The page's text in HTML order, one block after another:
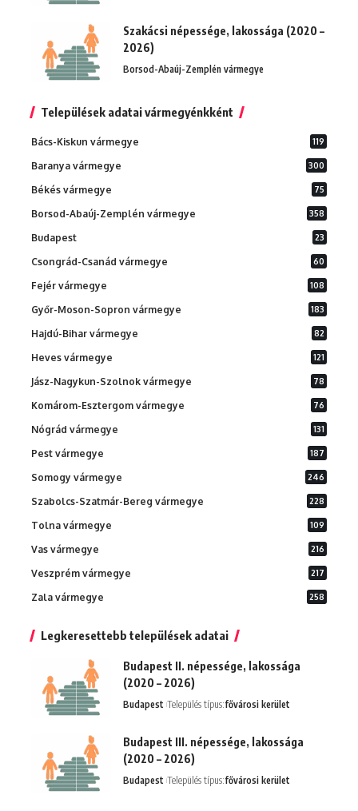
Szakácsi népessége, lakossága (2020 –
2026)
Borsod-Abaúj-Zemplén vármegye
Települések adatai vármegyénkként
Bács-Kiskun vármegye 119
Baranya vármegye 300
Békés vármegye 75
Borsod-Abaúj-Zemplén vármegye 358
Budapest 23
Csongrád-Csanád vármegye 60
Fejér vármegye 108
Győr-Moson-Sopron vármegye 183
Hajdú-Bihar vármegye 82
Heves vármegye 121
Jász-Nagykun-Szolnok vármegye 78
Komárom-Esztergom vármegye 76
Nógrád vármegye 131
Pest vármegye 187
Somogy vármegye 246
Szabolcs-Szatmár-Bereg vármegye 228
Tolna vármegye 109
Vas vármegye 216
Veszprém vármegye 217
Zala vármegye 258
Legkeresettebb települések adatai
Budapest II. népessége, lakossága
(2020 – 2026)
Budapest Település típus:fővárosi kerület
Budapest III. népessége, lakossága
(2020 – 2026)
Budapest Település típus:fővárosi kerület